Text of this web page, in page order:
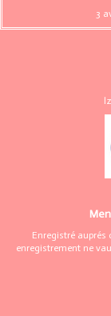
3
Enregistré auprés
enregistrement ne